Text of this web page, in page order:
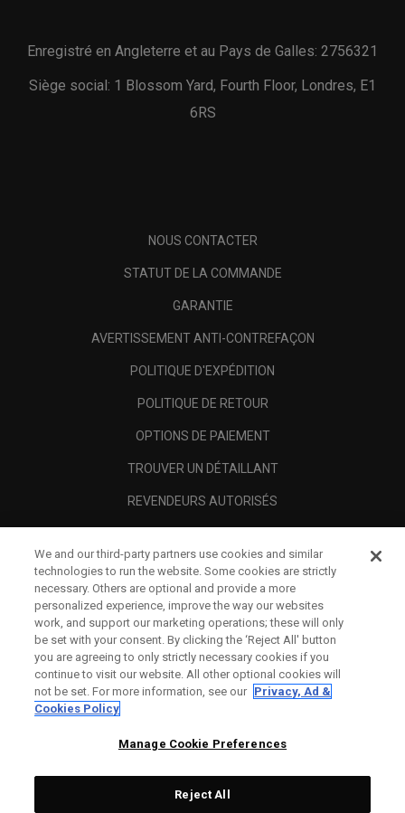
Enregistré en Angleterre et au Pays de Galles: 2756321
Siège social: 1 Blossom Yard, Fourth Floor, Londres, E1
6RS
NOUS CONTACTER
STATUT DE LA COMMANDE
GARANTIE
AVERTISSEMENT ANTI-CONTREFAÇON
POLITIQUE D'EXPÉDITION
POLITIQUE DE RETOUR
OPTIONS DE PAIEMENT
TROUVER UN DÉTAILLANT
REVENDEURS AUTORISÉS
A PROPOS
MENTIONS LÉGALES
We and our third-party partners use cookies and similar
technologies to run the website. Some cookies are strictly
necessary. Others are optional and provide a more
personalized experience, improve the way our websites
work, and support our marketing operations; these will only
be set with your consent. By clicking the ‘Reject All' button
you are agreeing to only strictly necessary cookies if you
continue to visit our website. All other optional cookies will
not be set. For more information, see our Privacy, Ad &
Cookies Policy
Manage Cookie Preferences
Reject All